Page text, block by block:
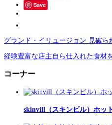
Save
グランド・イリュージョン 見破
経験豊富な店主自ら仕入れた食材
コーナー
skinvill（スキンビル）ホッ